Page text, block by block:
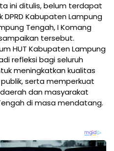
ini ditulis, belum terdapat
Kabupaten Lampung
Tengah, I Komang
tersebut.
HUT Kabupaten Lampung
refleksi bagi seluruh
meningkatkan kualitas
serta memperkuat
dan masyarakat
di masa mendatang.